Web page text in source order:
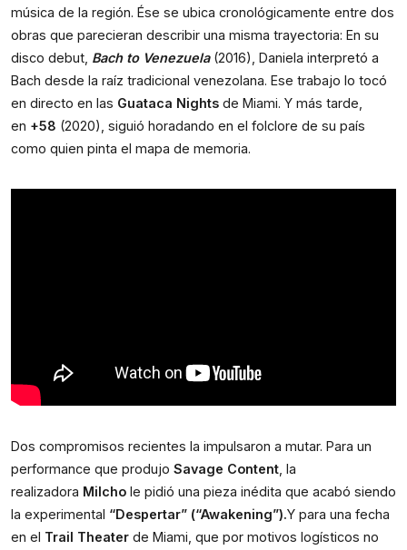
música de la región. Ése se ubica cronológicamente entre dos
obras que parecieran describir una misma trayectoria: En su
disco debut, Bach to Venezuela(2016), Daniela interpretó a
Bach desde la raíz tradicional venezolana. Ese trabajo lo tocó
en directo en las Guataca Nights de Miami. Y más tarde,
en +58 (2020), siguió horadando en el folclore de su país
como quien pinta el mapa de memoria.
Dos compromisos recientes la impulsaron a mutar. Para un
performance que produjo Savage Content , la
realizadora Milcho le pidió una pieza inédita que acabó siendo
la experimental “Despertar” (“Awakening”).Y para una fecha
en el Trail Theater de Miami, que por motivos logísticos no